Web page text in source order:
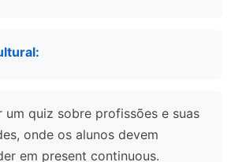
um quiz sobre profissões e suas
onde os alunos devem
em present continuous.